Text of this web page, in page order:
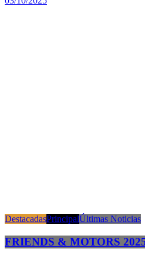
DestacadasPrincipalÚltimas Noticias
FRIENDS & MOTORS